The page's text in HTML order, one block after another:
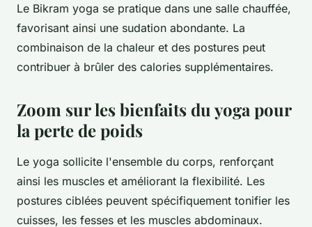
Le Bikram yoga se pratique dans une salle chauffée,
favorisant ainsi une sudation abondante. La
combinaison de la chaleur et des postures peut
contribuer à brûler des calories supplémentaires.
Zoom sur les bienfaits du yoga pour
la perte de poids
Le yoga sollicite l'ensemble du corps, renforçant
ainsi les muscles et améliorant la flexibilité. Les
postures ciblées peuvent spécifiquement tonifier les
cuisses, les fesses et les muscles abdominaux.